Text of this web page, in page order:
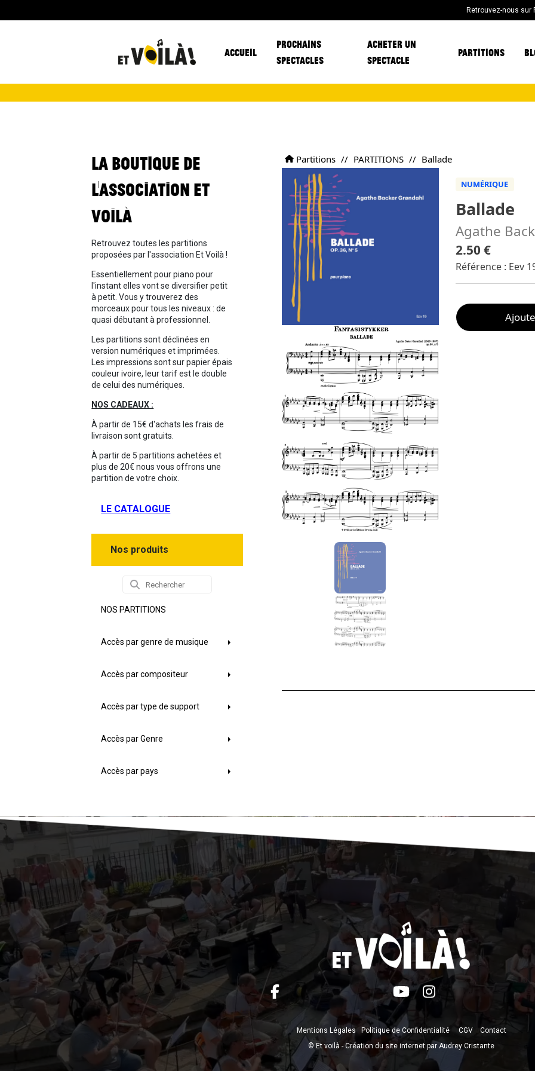
Retrouvez-nous sur
ACCUEIL
PROCHAINS
SPECTACLES
ACHETER UN
SPECTACLE
PARTITIONS
LA BOUTIQUE DE
L'ASSOCIATION ET
VOILÀ
Retrouvez toutes les partitions
proposées par l'association Et Voilà !
Essentiellement pour piano pour
l'instant elles vont se diversifier petit
à petit. Vous y trouverez des
morceaux pour tous les niveaux : de
quasi débutant à professionnel.
Les partitions sont déclinées en
version numériques et imprimées.
Les impressions sont sur papier épais
couleur ivoire, leur tarif est le double
de celui des numériques.
NOS CADEAUX :
À partir de 15€ d'achats les frais de
livraison sont gratuits.
À partir de 5 partitions achetées et
plus de 20€ nous vous offrons une
partition de votre choix.
LE CATALOGUE
Nos produits
NOS PARTITIONS
Accès par genre de musique
Accès par compositeur
Accès par type de support
Accès par Genre
Accès par pays
Partitions // PARTITIONS // Ballade
NUMÉRIQUE
Ballade
Agathe
2.50 €
Référence : Eev
Mentions Légales Politique de Confidentialité CGV
Contact
© Et voilà -Création du site internet par Audrey Cristante